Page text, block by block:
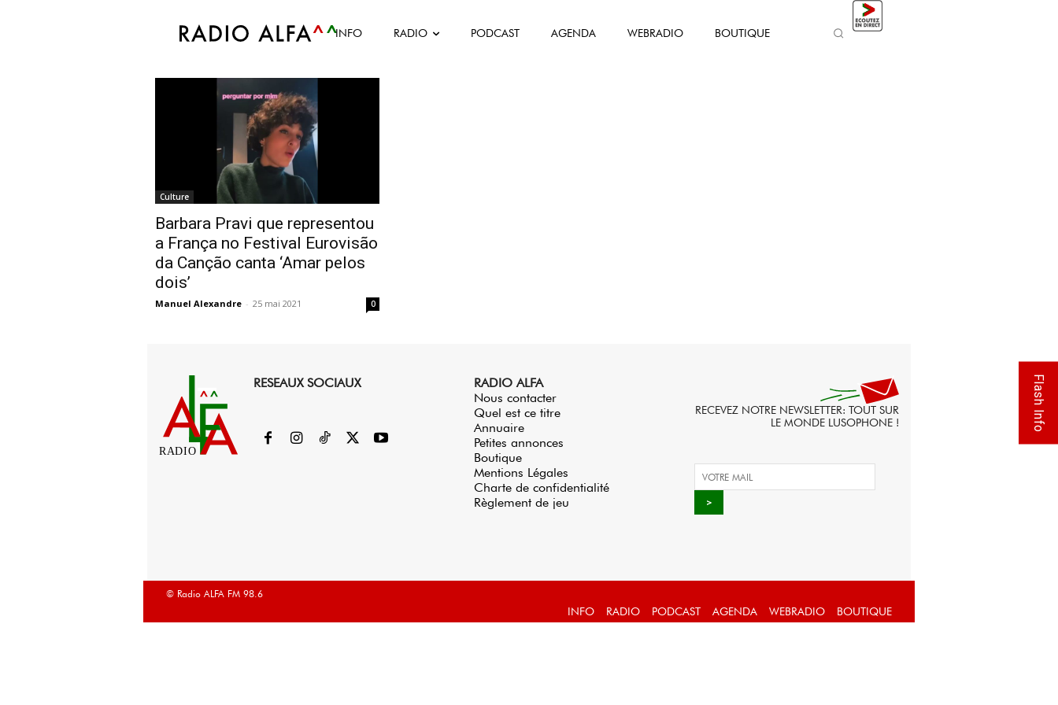
INFO RADIO PODCAST AGENDA WEBRADIO BOUTIQUE
Accueil Tags Amar pelos dois
Tag: Amar pelos dois
Culture
Barbara Pravi que representou
a França no Festival Eurovisão
da Canção canta ‘Amar pelos
dois’
Manuel Alexandre - 25 mai 2021 0
RADIO
RESEAUX SOCIAUX
RADIO ALFA
Nous contacter
Quel est ce titre
Annuaire
Petites annonces
Boutique
Mentions Légales
Charte de confidentialité
Règlement de jeu
RECEVEZ NOTRE NEWSLETTER: TOUT SUR
LE MONDE LUSOPHONE !
© Radio ALFA FM 98.6
INFO RADIO PODCAST AGENDA WEBRADIO BOUTIQUE
Flash Info